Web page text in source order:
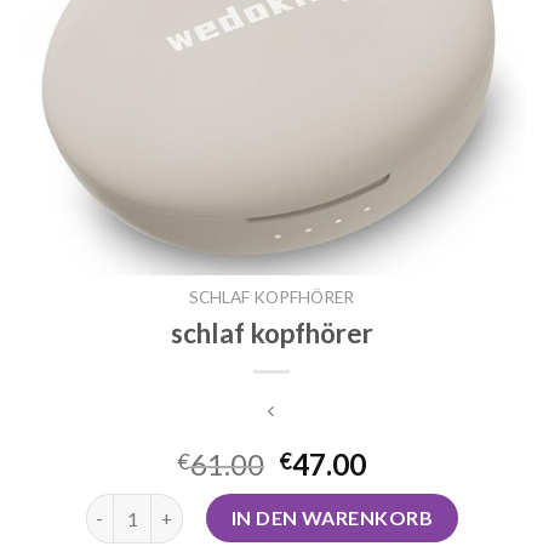
SCHLAF KOPFHÖRER
schlaf kopfhörer
€61.00 €47.00
schlaf kopfhörer MengeIN DEN WARENKORB